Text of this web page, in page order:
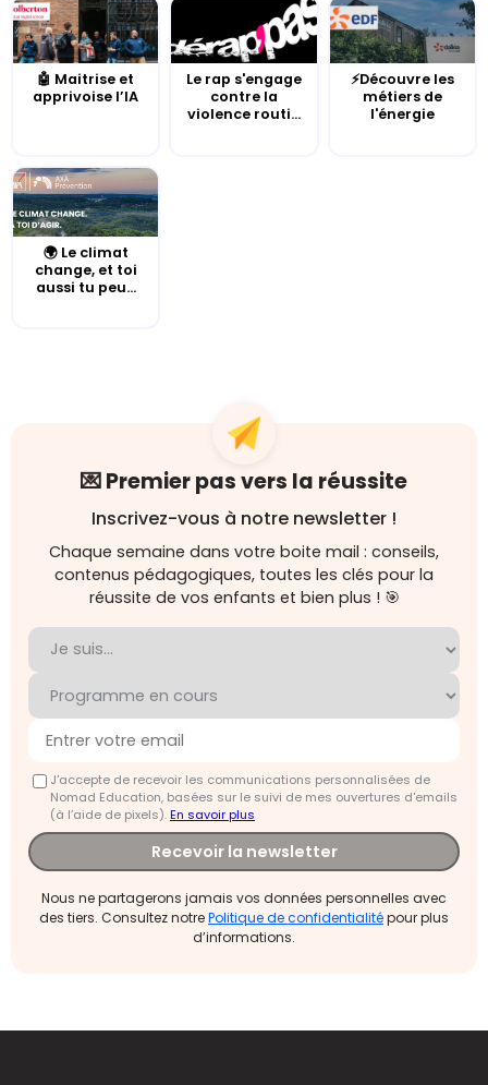
🤖 Maitrise et
apprivoise l’IA
Le rap s'engage
contre la
violence routi...
⚡Découvre les
métiers de
l'énergie
🌍 Le climat
change, et toi
aussi tu peu...
💌 Premier pas vers la réussite
Inscrivez-vous à notre newsletter !
Chaque semaine dans votre boite mail : conseils,
contenus pédagogiques, toutes les clés pour la
réussite de vos enfants et bien plus ! 🎯
J'accepte de recevoir les communications personnalisées de
Nomad Education, basées sur le suivi de mes ouvertures d'emails
(à l’aide de pixels).En savoir plus
Recevoir la newsletter
Nous ne partagerons jamais vos données personnelles avec
des tiers. Consultez notrePolitique de confidentialitépour plus
d’informations.